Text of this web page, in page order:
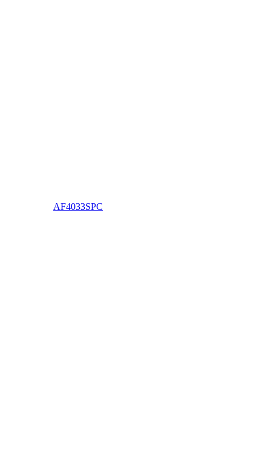
AF4033SPC